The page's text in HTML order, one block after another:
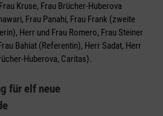
Kruse, Frau Brücher-Huberova
Frau Panahi, Frau Frank (zweite
Herr und Frau Romero, Frau Steiner
Bahiat (Referentin), Herr Sadat, Herr
Huberova, Caritas).
für elf neue